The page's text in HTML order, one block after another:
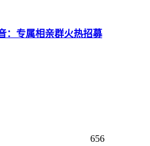
：专属相亲群火热招募
656